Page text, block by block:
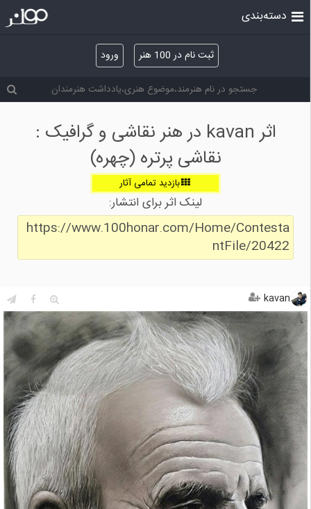
ثبت نام در 100 هنر ورود
دسته‌بندی
اثر kavan در هنر نقاشی و گرافیک :
نقاشی پرتره (چهره)
بازدید تمامی آثار
لینک اثر برای انتشار:
https://www.100honar.com/Home/Contesta
ntFile/20422
kavan